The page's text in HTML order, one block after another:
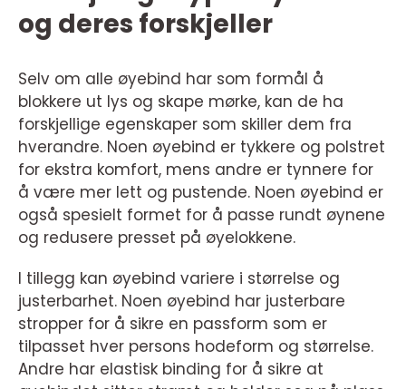
og deres forskjeller
Selv om alle øyebind har som formål å
blokkere ut lys og skape mørke, kan de ha
forskjellige egenskaper som skiller dem fra
hverandre. Noen øyebind er tykkere og polstret
for ekstra komfort, mens andre er tynnere for
å være mer lett og pustende. Noen øyebind er
også spesielt formet for å passe rundt øynene
og redusere presset på øyelokkene.
I tillegg kan øyebind variere i størrelse og
justerbarhet. Noen øyebind har justerbare
stropper for å sikre en passform som er
tilpasset hver persons hodeform og størrelse.
Andre har elastisk binding for å sikre at